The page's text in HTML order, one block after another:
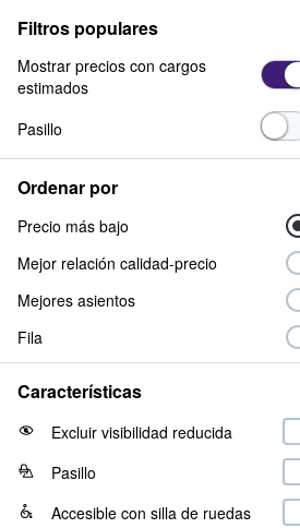
Filtros populares
Mostrar precios con cargos
estimados
Pasillo
Ordenar por
Precio más bajo
Mejor relación calidad-precio
Mejores asientos
Fila
Características
Excluir visibilidad reducida
Pasillo
Accesible con silla de ruedas